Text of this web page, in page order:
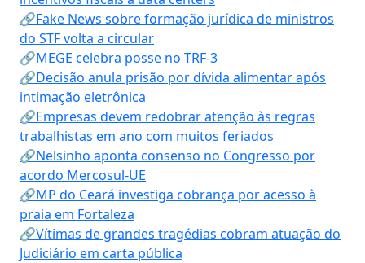
🔗Fake News sobre formação jurídica de ministros
do STF volta a circular
🔗MEGE celebra posse no TRF-3
🔗Decisão anula prisão por dívida alimentar após
intimação eletrônica
🔗Empresas devem redobrar atenção às regras
trabalhistas em ano com muitos feriados
🔗Nelsinho aponta consenso no Congresso por
acordo Mercosul-UE
🔗MP do Ceará investiga cobrança por acesso à
praia em Fortaleza
🔗Vítimas de grandes tragédias cobram atuação do
Judiciário em carta pública